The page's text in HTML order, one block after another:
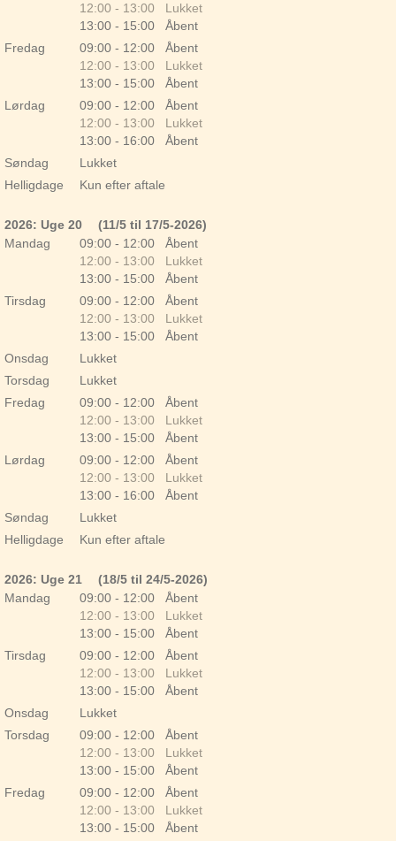
12:00 - 13:00 Lukket
13:00 - 15:00 Åbent
Fredag
09:00 - 12:00 Åbent
12:00 - 13:00 Lukket
13:00 - 15:00 Åbent
Lørdag
09:00 - 12:00 Åbent
12:00 - 13:00 Lukket
13:00 - 16:00 Åbent
Søndag
Lukket
Helligdage
Kun efter aftale
2026: Uge 20
(11/5 til 17/5-2026)
Mandag
09:00 - 12:00 Åbent
12:00 - 13:00 Lukket
13:00 - 15:00 Åbent
Tirsdag
09:00 - 12:00 Åbent
12:00 - 13:00 Lukket
13:00 - 15:00 Åbent
Onsdag
Lukket
Torsdag
Lukket
Fredag
09:00 - 12:00 Åbent
12:00 - 13:00 Lukket
13:00 - 15:00 Åbent
Lørdag
09:00 - 12:00 Åbent
12:00 - 13:00 Lukket
13:00 - 16:00 Åbent
Søndag
Lukket
Helligdage
Kun efter aftale
2026: Uge 21
(18/5 til 24/5-2026)
Mandag
09:00 - 12:00 Åbent
12:00 - 13:00 Lukket
13:00 - 15:00 Åbent
Tirsdag
09:00 - 12:00 Åbent
12:00 - 13:00 Lukket
13:00 - 15:00 Åbent
Onsdag
Lukket
Torsdag
09:00 - 12:00 Åbent
12:00 - 13:00 Lukket
13:00 - 15:00 Åbent
Fredag
09:00 - 12:00 Åbent
12:00 - 13:00 Lukket
13:00 - 15:00 Åbent